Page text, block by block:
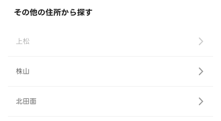
その他の住所から探す
上松
株山
北田面